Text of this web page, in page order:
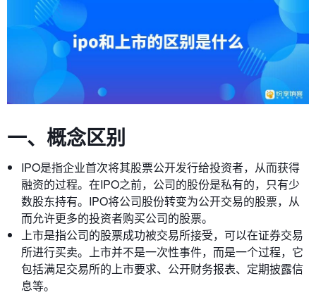
一、概念区别
IPO是指企业首次将其股票公开发行给投资者，从而获得
融资的过程。在IPO之前，公司的股份是私有的，只有少
数股东持有。IPO将公司股份转变为公开交易的股票，从
而允许更多的投资者购买公司的股票。
上市是指公司的股票成功被交易所接受，可以在证券交易
所进行买卖。上市并不是一次性事件，而是一个过程，它
包括满足交易所的上市要求、公开财务报表、定期披露信
息等。